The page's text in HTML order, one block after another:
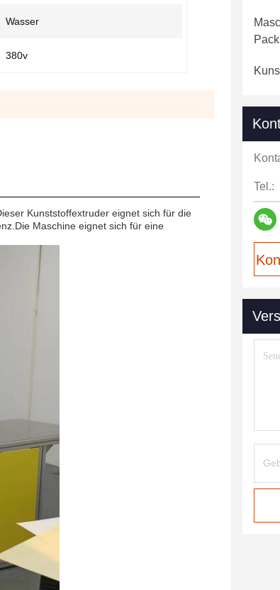
Wasser
380v
Kunststoffextruder eignet sich für die
Maschine eignet sich für eine
Tel.: